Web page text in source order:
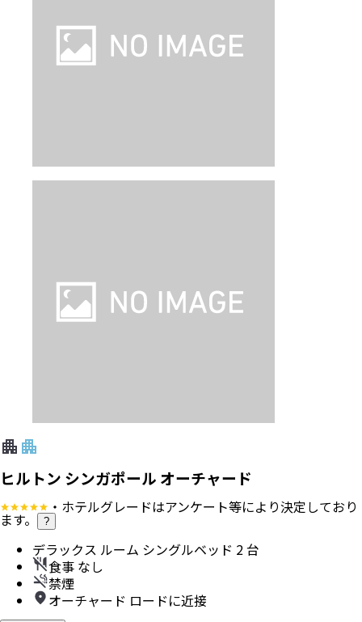
ヒルトン シンガポール オーチャード
・ホテルグレードはアンケート等により決定しており
ます。 ?
デラックス ルーム シングルベッド 2 台
食事 なし
禁煙
オーチャード ロードに近接